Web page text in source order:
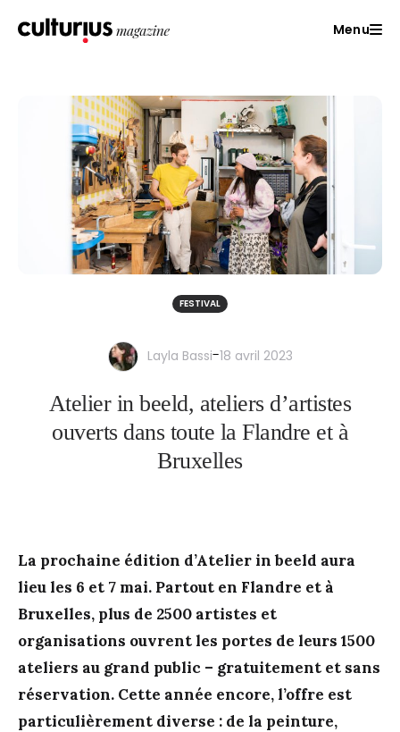
Menu
FESTIVAL
Layla Bassi-18 avril 2023
Atelier in beeld, ateliers d’artistes
ouverts dans toute la Flandre et à
Bruxelles
La prochaine édition d’Atelier in beeld aura
lieu les 6 et 7 mai. Partout en Flandre et à
Bruxelles, plus de 2500 artistes et
organisations ouvrent les portes de leurs 1500
ateliers au grand public – gratuitement et sans
réservation. Cette année encore, l’offre est
particulièrement diverse : de la peinture,